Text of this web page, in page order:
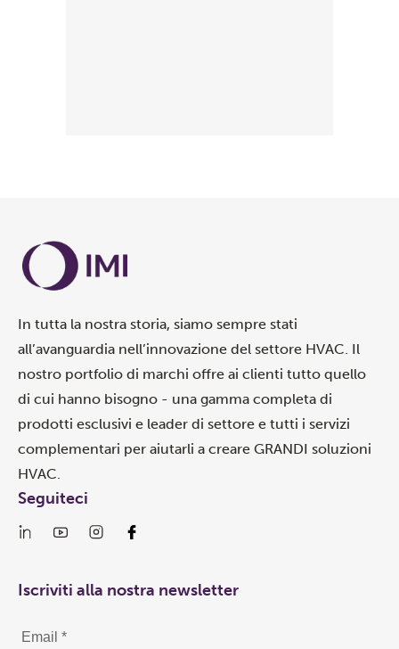
In tutta la nostra storia, siamo sempre stati
all’avanguardia nell’innovazione del settore HVAC. Il
nostro portfolio di marchi offre ai clienti tutto quello
di cui hanno bisogno - una gamma completa di
prodotti esclusivi e leader di settore e tutti i servizi
complementari per aiutarli a creare GRANDI soluzioni
HVAC.
Seguiteci
Iscriviti alla nostra newsletter